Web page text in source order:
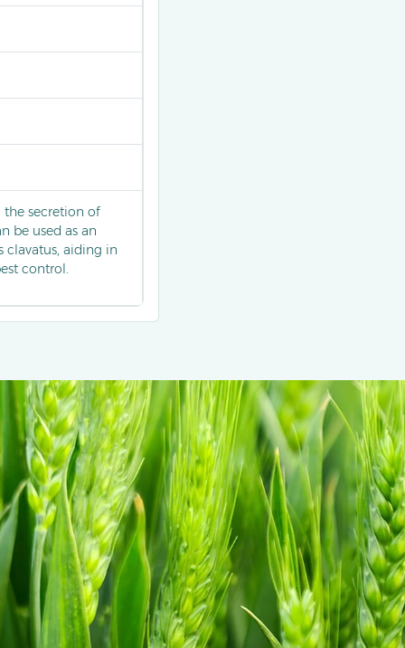
the secretion of
be used as an
clavatus, aiding in
control.